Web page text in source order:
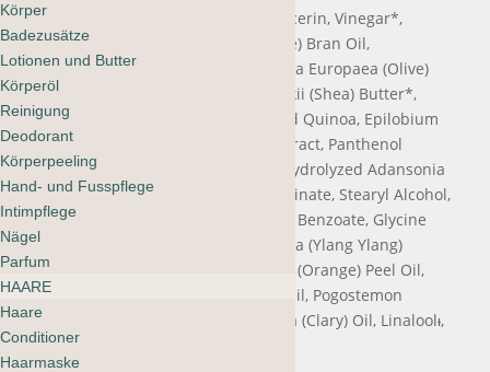
Water, Cetearyl Alcohol, Kaolin, Glycerin, Vinegar*,
Charcoal Powder, Oryza Sativa (Rice) Bran Oil,
Behentrimonium Methosulfate, Olea Europaea (Olive)
Fruit Extract*, Butyrospermum Parkii (Shea) Butter*,
Stearalkonium Chloride, Hydrolyzed Quinoa, Epilobium
Angustifolum Flower/Leaf/Stem Extract, Panthenol
(Vitamin B-5), Potassium Sorbate, Hydrolyzed Adansonia
Digitata Seed Extract, Sodium Levulinate, Stearyl Alcohol,
Amine HCL, Benzyl Alcohol, Sodium Benzoate, Glycine
Soja (Soybean) Oil, Cananga Odorata (Ylang Ylang)
Flower Oil, Citrus Aurantium Dulcis (Orange) Peel Oil,
Lavandula Angustifolia(Lavender) Oil, Pogostemon
Cablin (Patchouli) Oil, Salvia Sclarea (Clary) Oil, Linaloolᵻ,
Limoneneᵻ.
Körper
Badezusätze
Lotionen und Butter
Körperöl
Reinigung
Deodorant
Körperpeeling
Hand- und Fusspflege
Intimpflege
Nägel
Parfum
HAARE
Haare
Conditioner
Haarmaske